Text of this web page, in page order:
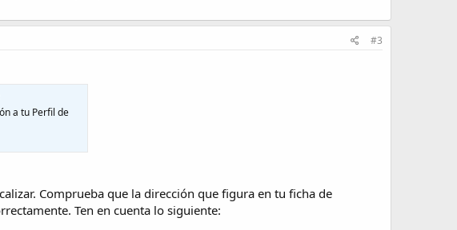
#3
a tu Perfil de
Comprueba que la dirección que figura en tu ficha de
Ten en cuenta lo siguiente: